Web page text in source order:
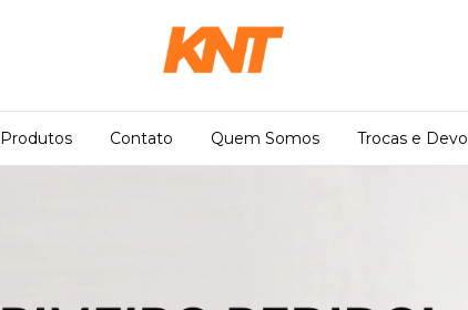
Produtos Contato Quem Somos Trocas e